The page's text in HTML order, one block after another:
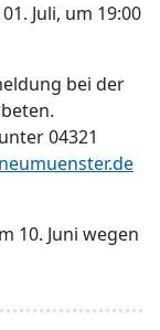
Juli, um 19:00
bei der
04321
10. Juni wegen